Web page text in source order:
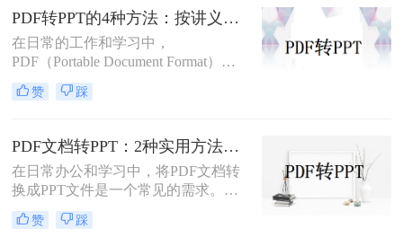
能。那么如何把PDF转换成PPT呢？
本文将介绍两种高效的PDF转PPT方
法，帮助您根据自己的需求选择最合
适的方式。
PDF转PPT的4种方法：按讲义、合同、报告3种文件类型选！
在日常的工作和学习中，
PDF（Portable Document Format）因
其格式稳定、跨平台兼容等优点而广
泛应用。然而，在某些场合下，我们
PPT（PowerPoint）格式，以便进行演
示或编辑。虽然PDF到PPT的转换可
能不如其他格式转换那样直接，但通
过一些方法和工具，我们仍然可以实
现这一目的。本文将详细介绍怎么把
pdf转换成ppt的几种方法，以及相关
赞 踩
PDF文档转PPT：2种实用方法的关键参数和输出对比！
在日常办公和学习中，将PDF文档转
换成PPT文件是一个常见的需求。
PDF文件因其跨平台性和格式稳定性
而广受欢迎，但在某些情况下，我们
赞 踩